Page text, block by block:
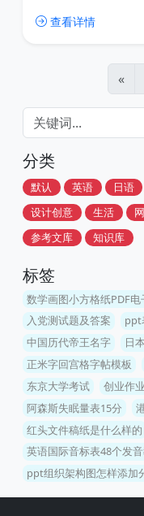
示类、事件类、信息
查看详情
«
分类
默认 英语 日语
设计创意
生活
参考文库
知识库
标签
数学画图小方格纸PDF
入党测试题及答案
ppt
中国历代帝王名字
日
正米字回宫格字帖模板
东京大学考试
创业作
阿森斯失眠量表15分
红头文件稿纸是什么样的
英语国际音标表48个发
ppt组织架构图怎样添加